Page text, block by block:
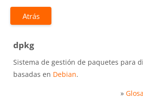
Atrás
dpkg
Sistema de gestión de paquetes para
basadas en Debian.
»